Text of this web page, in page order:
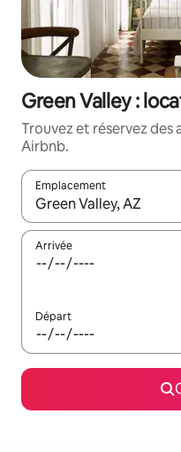
Green Valley :
Trouvez et réservez
Airbnb.
Emplacement
Quand les résultats sont
Arrivée
Départ